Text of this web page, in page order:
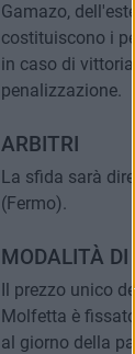
Gamazo,
costituiscono i
in caso di
penalizzazione.
ARBITRI
La sfida sarà
(Fermo).
MODALITÀ DI
Il prezzo unico
Molfetta è
al giorno della